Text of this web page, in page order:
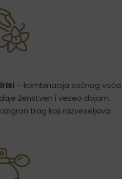
– kombinacija sočnog voća
ženstven i veseo dojam.
trag koji razveseljava